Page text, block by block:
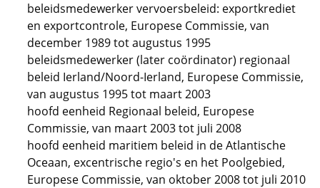
beleidsmedewerker vervoersbeleid: exportkrediet
en exportcontrole, Europese Commissie, van
december 1989 tot augustus 1995
beleidsmedewerker (later coördinator) regionaal
beleid Ierland/Noord-Ierland, Europese Commissie,
van augustus 1995 tot maart 2003
hoofd eenheid Regionaal beleid, Europese
Commissie, van maart 2003 tot juli 2008
hoofd eenheid maritiem beleid in de Atlantische
Oceaan, excentrische regio's en het Poolgebied,
Europese Commissie, van oktober 2008 tot juli 2010